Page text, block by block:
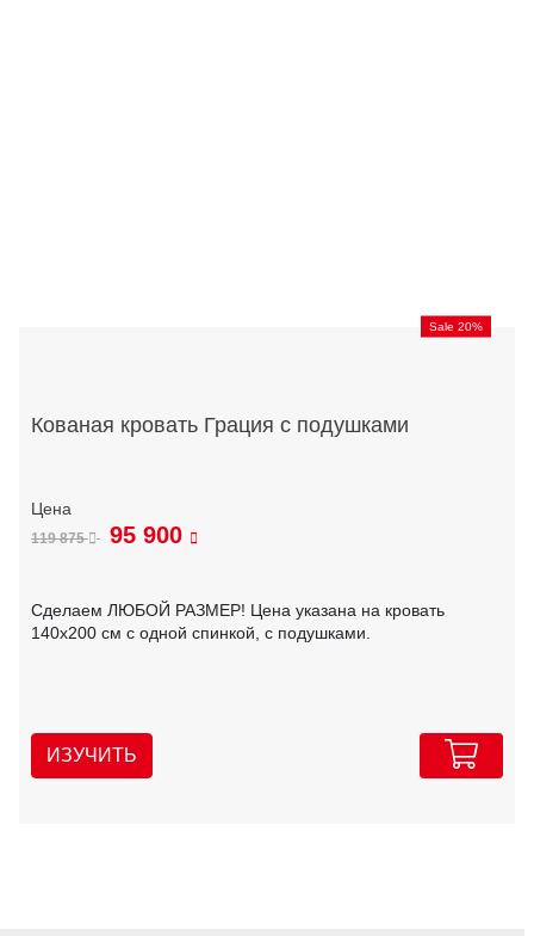
Sale 20%
Кованая кровать Грация с подушками
119 875 95 900
Сделаем ЛЮБОЙ РАЗМЕР! Цена указана на кровать
140х200 см с одной спинкой, с подушками.
ИЗУЧИТЬ